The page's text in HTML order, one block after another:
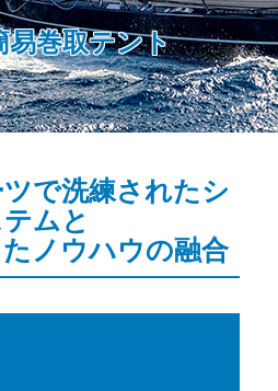
易巻取テント
で洗練されたシ
ムと
ノウハウの融合